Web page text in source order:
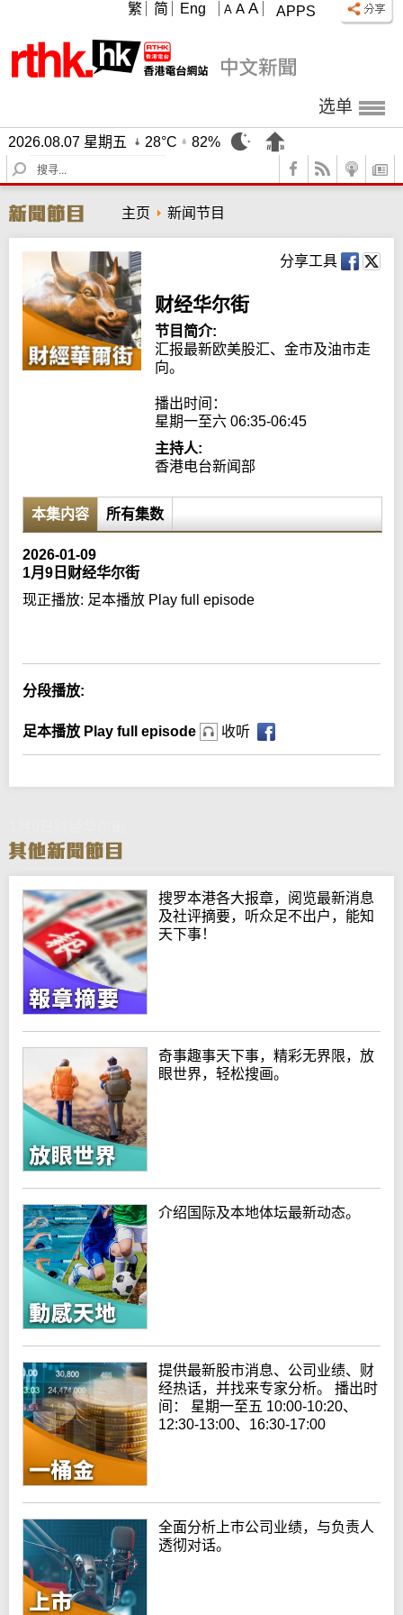
APPS
A A A
繁 简 Eng
选单
2026.08.07 星期五 28°C
82%
S
e
r
c
h
主页 新闻节目
分享工具
财经华尔街
节目简介:
汇报最新欧美股汇、金市及油市走
向。
播出时间：
星期一至六 06:35-06:45
主持人:
香港电台新闻部
本集内容 所有集数
2026-01-09
1月9日财经华尔街
现正播放: 足本播放 Play full episode
分段播放:
足本播放 Play full episode 收听
搜罗本港各大报章，阅览最新消息
及社评摘要，听众足不出户，能知
天下事！
奇事趣事天下事，精彩无界限，放
眼世界，轻松搜画。
介绍国际及本地体坛最新动态。
提供最新股市消息、公司业绩、财
经热话，并找来专家分析。 播出时
间： 星期一至五 10:00-10:20、
12:30-13:00、16:30-17:00
全面分析上巿公司业绩，与负责人
透彻对话。